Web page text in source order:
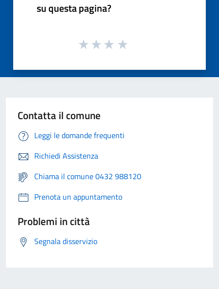
su questa pagina?
Contatta il comune
Leggi le domande frequenti
Richiedi Assistenza
Chiama il comune 0432 988120
Prenota un appuntamento
Problemi in città
Segnala disservizio